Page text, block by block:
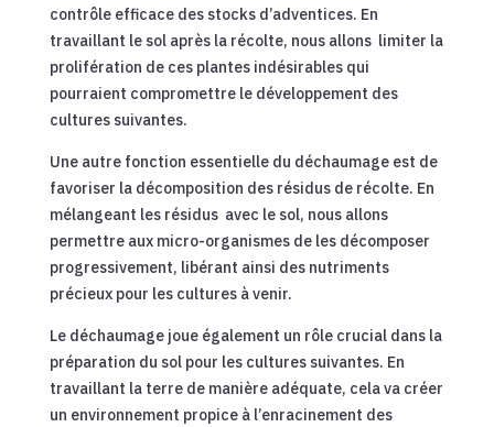
contrôle efficace des stocks d’adventices. En
travaillant le sol après la récolte, nous allons limiter la
prolifération de ces plantes indésirables qui
pourraient compromettre le développement des
cultures suivantes.
Une autre fonction essentielle du déchaumage est de
favoriser la décomposition des résidus de récolte. En
mélangeant les résidus avec le sol, nous allons
permettre aux micro-organismes de les décomposer
progressivement, libérant ainsi des nutriments
précieux pour les cultures à venir.
Le déchaumage joue également un rôle crucial dans la
préparation du sol pour les cultures suivantes. En
travaillant la terre de manière adéquate, cela va créer
un environnement propice à l’enracinement des